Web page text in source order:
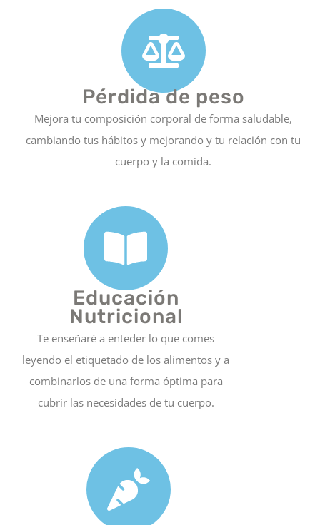
Pérdida de peso
Mejora tu composición corporal de forma saludable,
cambiando tus hábitos y mejorando y tu relación con tu
cuerpo y la comida.
Educación
Nutricional
Te enseñaré a enteder lo que comes
leyendo el etiquetado de los alimentos y a
combinarlos de una forma óptima para
cubrir las necesidades de tu cuerpo.